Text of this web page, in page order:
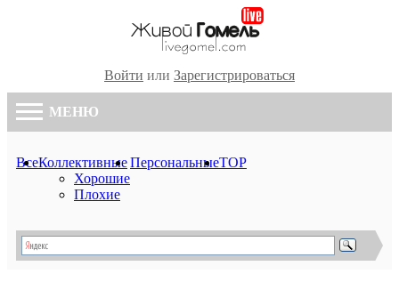
Войти или Зарегистрироваться
МЕНЮ
ВсеКоллективные
Хорошие
Плохие
ПерсональныеTOP